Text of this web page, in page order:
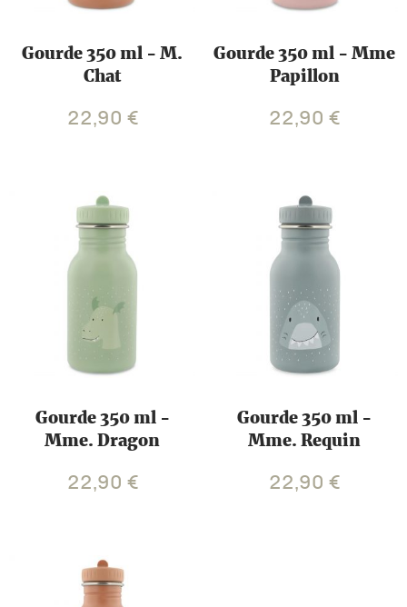
Gourde 350 ml - M.
Chat
22,90 €
Gourde 350 ml - Mme
Papillon
22,90€
Gourde 350 ml -
Mme. Dragon
22,90 €
Gourde 350 ml -
Mme. Requin
22,90€